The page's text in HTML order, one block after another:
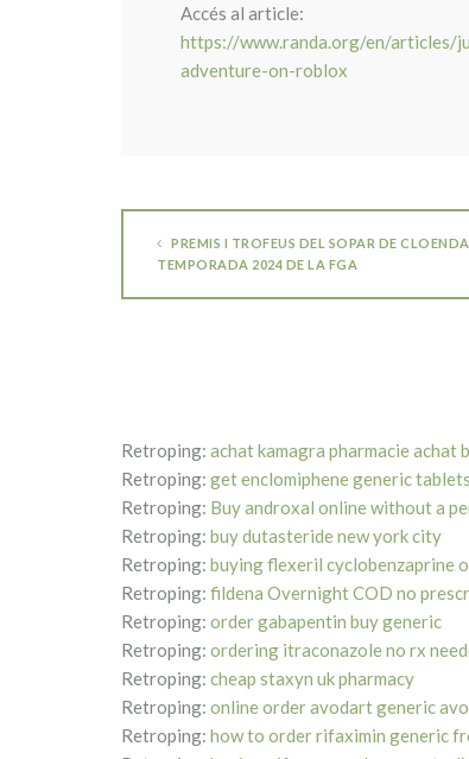
Accés al article:
https://www.randa.org/en/
adventure-on-roblox
PREMIS I TROFEUS DEL SOPAR DE
TEMPORADA 2024 DE LA FGA
Retroping: achat kamagra pharmacie achat
Retroping: get enclomiphene generic tablets
Retroping: Buy androxal online without a
Retroping: buy dutasteride new york city
Retroping: buying flexeril cyclobenzaprine
Retroping: fildena Overnight COD no
Retroping: order gabapentin buy generic
Retroping: ordering itraconazole no rx
Retroping: cheap staxyn uk pharmacy
Retroping: online order avodart generic
Retroping: how to order rifaximin generic